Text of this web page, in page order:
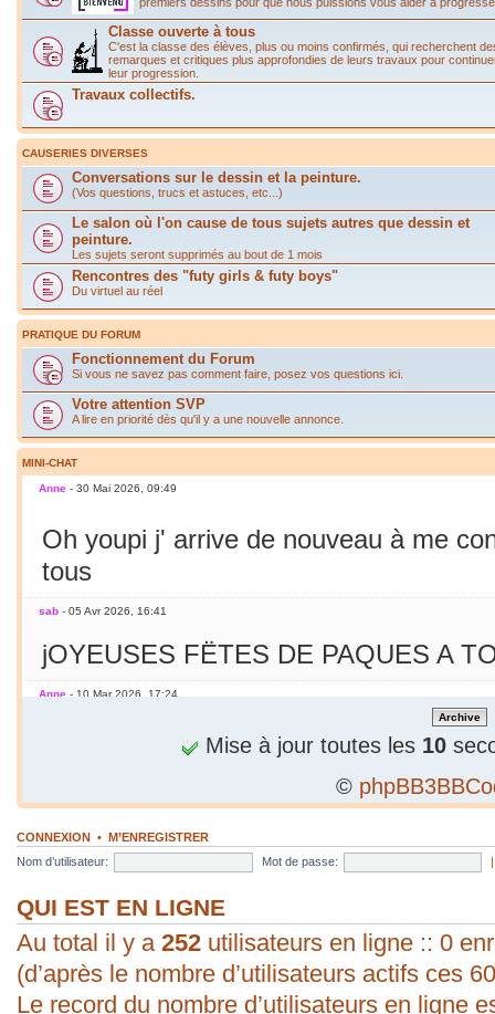
Classe ouverte à tous
C'est la classe des élèves, plus ou moins confirmés, qui recherchent
remarques et critiques plus approfondies de leurs travaux pour
leur progression.
Travaux collectifs.
CAUSERIES DIVERSES
Conversations sur le dessin et la peinture.
(Vos questions, trucs et astuces, etc...)
Le salon où l'on cause de tous sujets autres que dessin et
peinture.
Les sujets seront supprimés au bout de 1 mois
Rencontres des "futy girls & futy boys"
Du virtuel au réel
PRATIQUE DU FORUM
Fonctionnement du Forum
Si vous ne savez pas comment faire, posez vos questions ici.
Votre attention SVP
A lire en priorité dès qu'il y a une nouvelle annonce.
MINI-CHAT
Anne - 30 Mai 2026, 09:49
Oh youpi j' arrive de nouveau à me
tous
sab - 05 Avr 2026, 16:41
jOYEUSES FËTES DE PAQUES A
Anne - 10 Mar 2026, 17:24
Jamais essayé avec le smarphone
C'est le printemps ! Soleil chaleur...
en mars seulement !
sab - 09 Mar 2026, 19:56
bonjour ! vous arrivez à poster une
évident pour moi. Vive les P.C. ;).
Mise à jour toutes les 10
©
CONNEXION • M’ENREGISTRER
Nom d’utilisateur:
Mot de passe:
QUI EST EN LIGNE
Au total il y a 252 utilisateurs en ligne :: 0
(d’après le nombre d’utilisateurs actifs ces
Le record du nombre d’utilisateurs en ligne